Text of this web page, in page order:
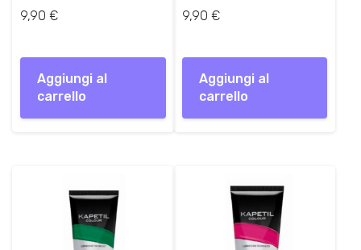
9,90 €
Aggiungi al
carrello
9,90 €
Aggiungi al
carrello